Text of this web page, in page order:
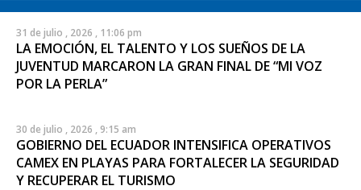
31 de julio , 2026 , 11:06 pm
LA EMOCIÓN, EL TALENTO Y LOS SUEÑOS DE LA
JUVENTUD MARCARON LA GRAN FINAL DE “MI VOZ
POR LA PERLA”
30 de julio , 2026 , 9:15 am
GOBIERNO DEL ECUADOR INTENSIFICA OPERATIVOS
CAMEX EN PLAYAS PARA FORTALECER LA SEGURIDAD
Y RECUPERAR EL TURISMO